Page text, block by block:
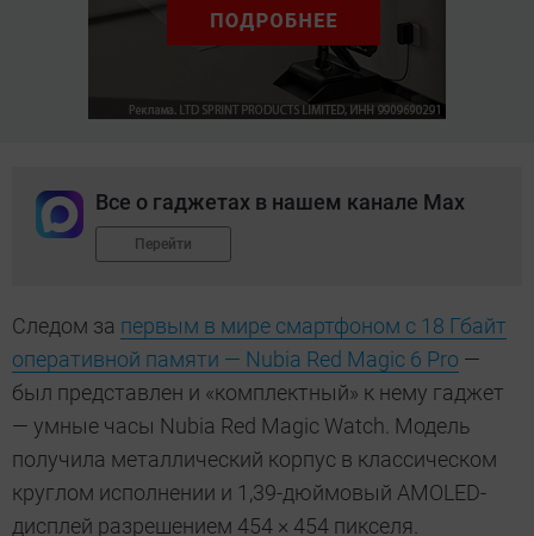
Все о гаджетах в нашем канале Max
Перейти
Следом за первым в мире смартфоном с 18 Гбайт
оперативной памяти — Nubia Red Magic 6 Pro —
был представлен и «комплектный» к нему гаджет
— умные часы Nubia Red Magic Watch. Модель
получила металлический корпус в классическом
круглом исполнении и 1,39-дюймовый AMOLED-
дисплей разрешением 454 × 454 пикселя.